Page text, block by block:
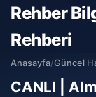
Rehber
Rehberi
Anasayfa/Güncel
CANLI |